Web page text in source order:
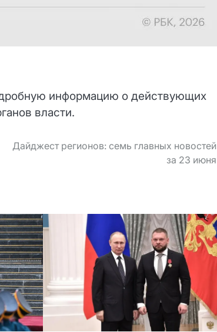
информацию о действующих
власти.
Дайджест регионов: семь главных новостей
за 23 июня